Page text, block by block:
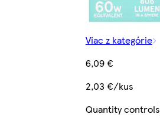
Viac z kategórie
6,09 €
2,03 €/kus
Quantity controls